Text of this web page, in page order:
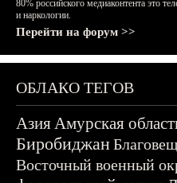
80% российского медиаконтента это
и наркологии.
Перейти на форум >>
ОБЛАКО ТЕГОВ
АзияАмурская
Биробиджан
Восточный военный